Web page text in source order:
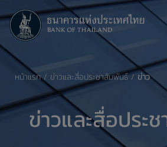
หน้าแรก ข่าวและสื่อประชาสัมพันธ์ ข่าว
ข่าวและสื่อประ